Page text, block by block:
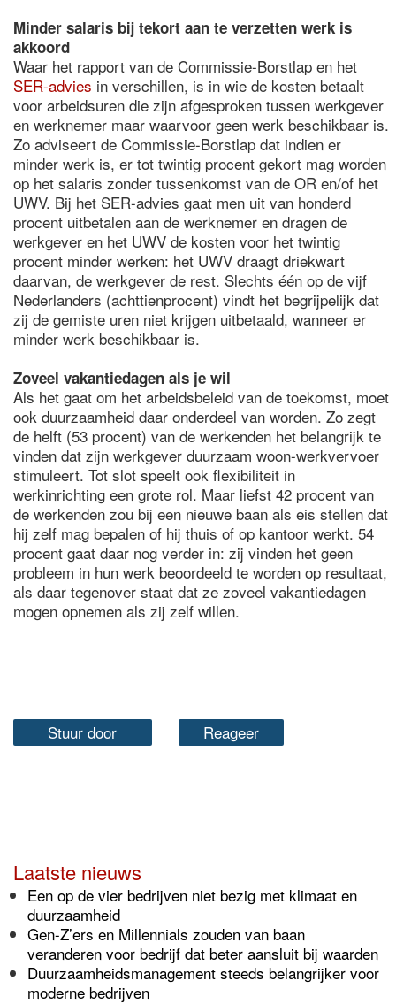
Minder salaris bij tekort aan te verzetten werk is
akkoord
Waar het rapport van de Commissie-Borstlap en het
SER-advies in verschillen, is in wie de kosten betaalt
voor arbeidsuren die zijn afgesproken tussen werkgever
en werknemer maar waarvoor geen werk beschikbaar is.
Zo adviseert de Commissie-Borstlap dat indien er
minder werk is, er tot twintig procent gekort mag worden
op het salaris zonder tussenkomst van de OR en/of het
UWV. Bij het SER-advies gaat men uit van honderd
procent uitbetalen aan de werknemer en dragen de
werkgever en het UWV de kosten voor het twintig
procent minder werken: het UWV draagt driekwart
daarvan, de werkgever de rest. Slechts één op de vijf
Nederlanders (achttienprocent) vindt het begrijpelijk dat
zij de gemiste uren niet krijgen uitbetaald, wanneer er
minder werk beschikbaar is.
Zoveel vakantiedagen als je wil
Als het gaat om het arbeidsbeleid van de toekomst, moet
ook duurzaamheid daar onderdeel van worden. Zo zegt
de helft (53 procent) van de werkenden het belangrijk te
vinden dat zijn werkgever duurzaam woon-werkvervoer
stimuleert. Tot slot speelt ook flexibiliteit in
werkinrichting een grote rol. Maar liefst 42 procent van
de werkenden zou bij een nieuwe baan als eis stellen dat
hij zelf mag bepalen of hij thuis of op kantoor werkt. 54
procent gaat daar nog verder in: zij vinden het geen
probleem in hun werk beoordeeld te worden op resultaat,
als daar tegenover staat dat ze zoveel vakantiedagen
mogen opnemen als zij zelf willen.
Stuur door Reageer
Laatste nieuws
Een op de vier bedrijven niet bezig met klimaat en
duurzaamheid
Gen-Z’ers en Millennials zouden van baan
veranderen voor bedrijf dat beter aansluit bij waarden
Duurzaamheidsmanagement steeds belangrijker voor
moderne bedrijven